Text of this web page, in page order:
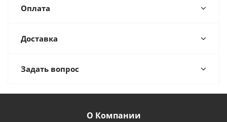
Оплата
Доставка
Задать вопрос
О Компании